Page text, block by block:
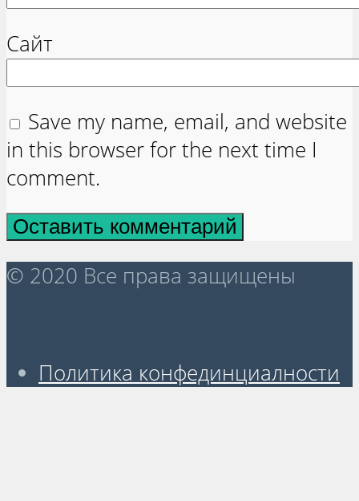
Сайт
Save my name, email, and website
in this browser for the next time I
comment.
© 2020 Все права защищены
Политика конфединциалности